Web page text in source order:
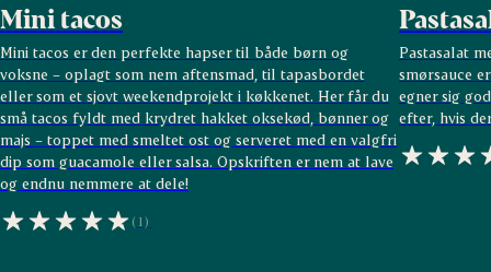
Mini tacos
Mini tacos er den perfekte hapser til både børn og
voksne – oplagt som nem aftensmad, til tapasbordet
eller som et sjovt weekendprojekt i køkkenet. Her får du
små tacos fyldt med krydret hakket oksekød, bønner og
majs – toppet med smeltet ost og serveret med en valgfri
dip som guacamole eller salsa. Opskriften er nem at lave
og endnu nemmere at dele!
(1)
Pastasalat
smørsauce
egner sig
efter, hvis